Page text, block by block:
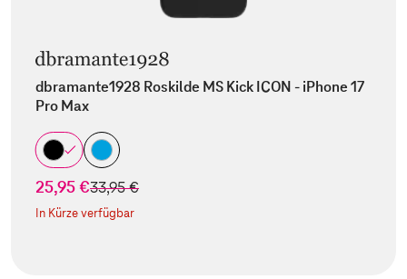
dbramante1928 Roskilde MS Kick ICON - iPhone 17
Pro Max
25,95 €statt
33,95 €
In Kürze verfügbar